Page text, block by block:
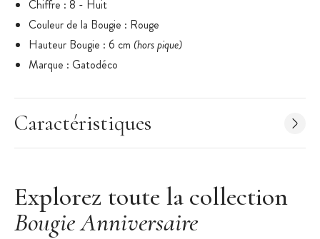
Chiffre : 8 - Huit
Couleur de la Bougie : Rouge
Hauteur Bougie : 6 cm (hors pique)
Marque : Gatodéco
Caractéristiques
Explorez toute la collection
Bougie Anniversaire